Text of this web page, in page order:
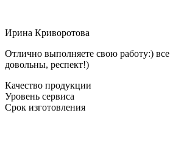
Ирина Криворотова
Отлично выполняете свою работу:) все
довольны, респект!)
Качество продукции
Уровень сервиса
Срок изготовления